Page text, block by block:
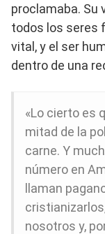
proclamaba. Su
todos los seres
vital, y el ser
dentro de una
«Lo cierto es
mitad de la
carne. Y
número en
llaman
nosotros y,